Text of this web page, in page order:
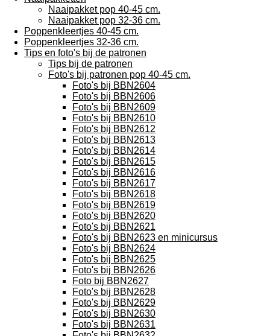
Naaipakket pop 40-45 cm.
Naaipakket pop 32-36 cm.
Poppenkleertjes 40-45 cm.
Poppenkleertjes 32-36 cm.
Tips en foto's bij de patronen
Tips bij de patronen
Foto's bij patronen pop 40-45 cm.
Foto's bij BBN2604
Foto's bij BBN2606
Foto's bij BBN2609
Foto's bij BBN2610
Foto's bij BBN2612
Foto's bij BBN2613
Foto's bij BBN2614
Foto's bij BBN2615
Foto's bij BBN2616
Foto's bij BBN2617
Foto's bij BBN2618
Foto's bij BBN2619
Foto's bij BBN2620
Foto's bij BBN2621
Foto's bij BBN2623 en minicursus
Foto's bij BBN2624
Foto's bij BBN2625
Foto's bij BBN2626
Foto bij BBN2627
Foto's bij BBN2628
Foto's bij BBN2629
Foto's bij BBN2630
Foto's bij BBN2631